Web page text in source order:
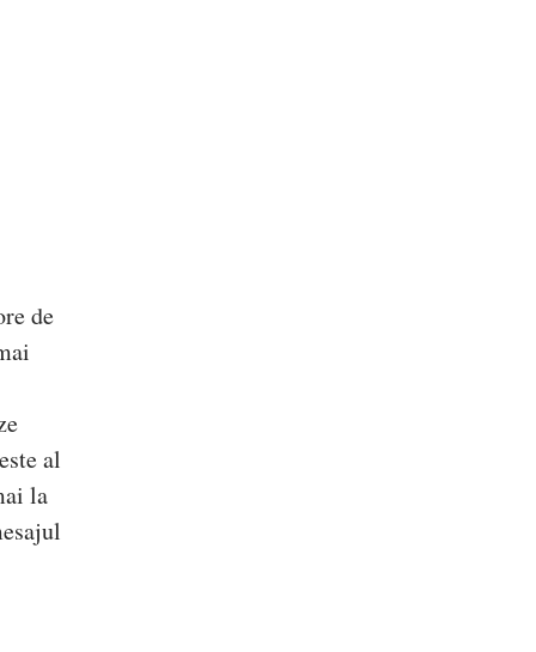
de
al
la